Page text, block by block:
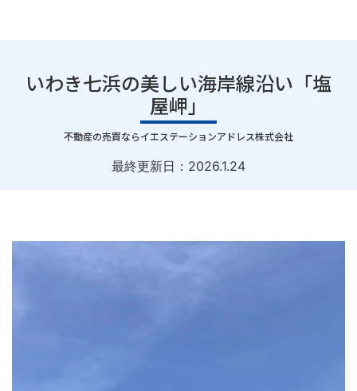
いわき七浜の美しい海岸線沿い「塩
屋岬」
｜
不動産の売買ならイエステーションアドレス株式会社
最終更新日： 2026.1.24